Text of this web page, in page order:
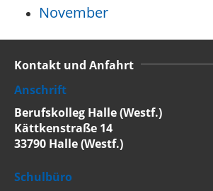
November
Kontakt und Anfahrt
Anschrift
Berufskolleg Halle (Westf.)
Kättkenstraße 14
33790 Halle (Westf.)
Schulbüro